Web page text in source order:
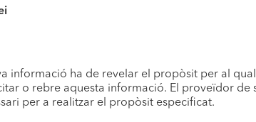
informació ha de revelar el propòsit per al
o rebre aquesta informació. El proveïdor
per a realitzar el propòsit especificat.